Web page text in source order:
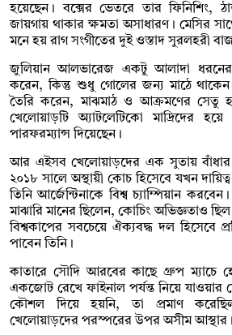
হয়েছেন। বক্সের ভেতরে তার ফিনিশিং,
জায়গায় থাকার ক্ষমতা অসাধারণ। মেসির
মনে হয় রাগ সংগীতের দুই ওস্তাদ সুরলহরী
জুলিয়ান আলভারেজ একটু আলাদা ধরনের
করেন, কিন্তু শুধু গোলের জন্য মাঠে
তৈরি করেন, মাঝমাঠ ও আক্রমণের সেতু
খেলোয়াড়টি অ্যাটলেটিকো মাদ্রিদের
পারফরম্যান্স দিয়েছেন।
আর এইসব খেলোয়াড়দের এক সুতায় বাঁধার
২০১৮ সালে অস্থায়ী কোচ হিসেবে যখন
তিনি আর্জেন্টিনাকে বিশ্ব চ্যাম্পিয়ান
মাঝারি মানের ছিলেন, কোচিং অভিজ্ঞতাও
বিশ্বকাপের সবচেয়ে ঐক্যবদ্ধ দল হিসেবে
পাবেন তিনি।
কাতারে সৌদি আরবের কাছে গ্রুপ ম্যাচে
একজোট রেখে ফাইনাল পর্যন্ত নিয়ে যাওয়ার
কৌশল দিয়ে হয়নি, তা প্রমাণ
খেলোয়াড়দের পরস্পরের উপর অসীম আস্থার।